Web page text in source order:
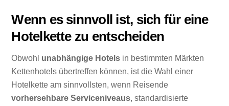
Wenn es sinnvoll ist, sich für eine
Hotelkette zu entscheiden
Obwohl unabhängige Hotels in bestimmten Märkten
Kettenhotels übertreffen können, ist die Wahl einer
Hotelkette am sinnvollsten, wenn Reisende
vorhersehbare Serviceniveaus, standardisierte